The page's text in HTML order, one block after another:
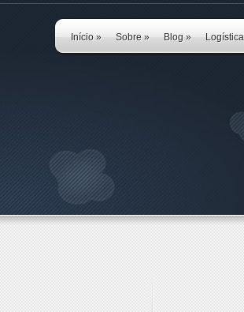
Início » Sobre » Blog » Logística